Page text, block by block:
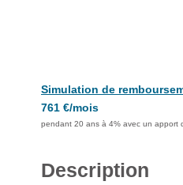
Simulation de
761 €/mois
pendant 20 ans à 4% avec un apport
Description